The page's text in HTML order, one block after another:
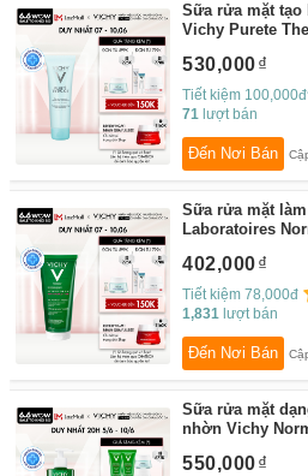
Sữa rửa mặt tạo
Vichy Purete
530,000
Tiết kiệm 100,000đ
71 lượt bán
Đến Nơi Bán
Sữa rửa mặt
Laboratoires
402,000
Tiết kiệm 78,000đ
1,831 lượt bán
Đến Nơi Bán
Sữa rửa mặt
nhờn Vichy
550,000